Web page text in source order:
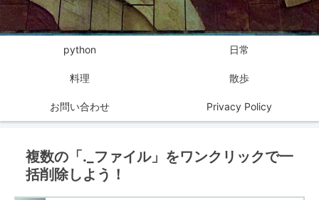
python 日常
料理 散歩
お問い合わせ Privacy Policy
複数の「._ファイル」をワンクリックで一
括削除しよう！